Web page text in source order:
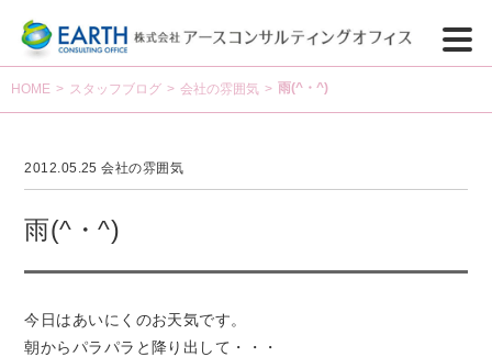
HOME > スタッフブログ > 会社の雰囲気 > 雨(^・^)
2012.05.25会社の雰囲気
雨(^・^)
今日はあいにくのお天気です。
朝からパラパラと降り出して・・・